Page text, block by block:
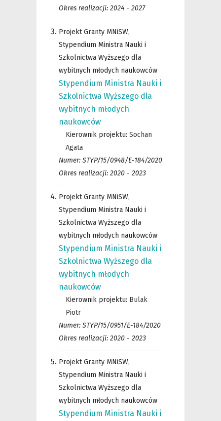
Okres realizacji: 2024 - 2027
Projekt Granty MNiSW,
Stypendium Ministra Nauki i
Szkolnictwa Wyższego dla
wybitnych młodych naukowców
Stypendium Ministra Nauki i
Szkolnictwa Wyższego dla
wybitnych młodych
naukowców
Kierownik projektu: Sochan
Agata
Numer: STYP/15/0948/E-184/2020
Okres realizacji: 2020 - 2023
Projekt Granty MNiSW,
Stypendium Ministra Nauki i
Szkolnictwa Wyższego dla
wybitnych młodych naukowców
Stypendium Ministra Nauki i
Szkolnictwa Wyższego dla
wybitnych młodych
naukowców
Kierownik projektu: Bulak
Piotr
Numer: STYP/15/0951/E-184/2020
Okres realizacji: 2020 - 2023
Projekt Granty MNiSW,
Stypendium Ministra Nauki i
Szkolnictwa Wyższego dla
wybitnych młodych naukowców
Stypendium Ministra Nauki i